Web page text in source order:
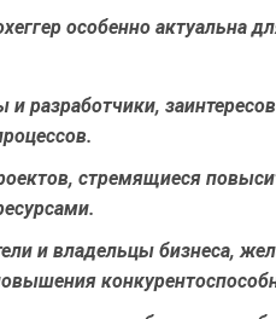
особенно актуальна
и разработчики,
, стремящиеся
и владельцы бизнеса,